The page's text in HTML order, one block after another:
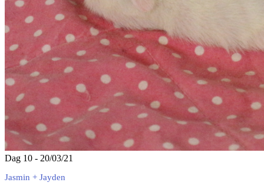
Dag 10 - 20/03/21
Jasmin + Jayden